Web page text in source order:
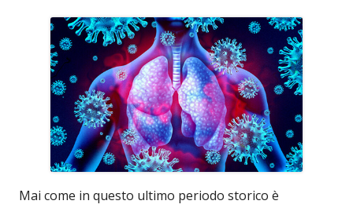
Mai come in questo ultimo periodo storico è